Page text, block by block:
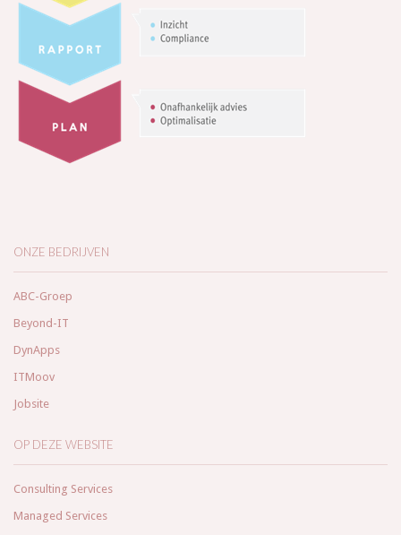
ONZE BEDRIJVEN
ABC-Groep
Beyond-IT
DynApps
ITMoov
Jobsite
OP DEZE WEBSITE
Consulting Services
Managed Services